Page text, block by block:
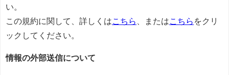
い。
この規約に関して、詳しくは こちら 、または こちら をクリ
ックしてください。
情報の外部送信について